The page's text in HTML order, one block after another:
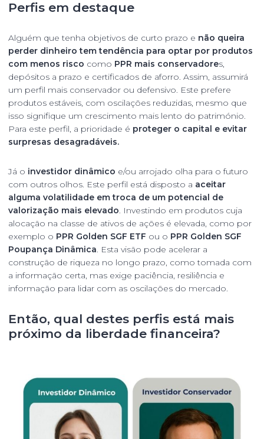
Perfis em destaque
Alguém que tenha objetivos de curto prazo e não queira
perder dinheiro tem tendência para optar por produtos
com menos risco como PPR mais conservadores,
depósitos a prazo e certificados de aforro. Assim, assumirá
um perfil mais conservador ou defensivo. Este prefere
produtos estáveis, com oscilações reduzidas, mesmo que
isso signifique um crescimento mais lento do património.
Para este perfil, a prioridade é proteger o capital e evitar
surpresas desagradáveis.
Já o investidor dinâmico e/ou arrojado olha para o futuro
com outros olhos. Este perfil está disposto a aceitar
alguma volatilidade em troca de um potencial de
valorização mais elevado. Investindo em produtos cuja
alocação na classe de ativos de ações é elevada, como por
exemplo o PPR Golden SGF ETF ou o PPR Golden SGF
Poupança Dinâmica. Esta visão pode acelerar a
construção de riqueza no longo prazo, como tomada com
a informação certa, mas exige paciência, resiliência e
informação para lidar com as oscilações do mercado.
Então, qual destes perfis está mais
próximo da liberdade financeira?